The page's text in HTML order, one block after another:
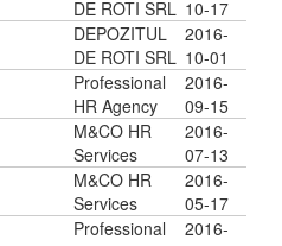
DE ROTI SRL 10-17
DEPOZITUL
DE ROTI SRL
2016-
10-01
Professional
HR Agency
2016-
09-15
M&CO HR
Services
2016-
07-13
M&CO HR
Services
2016-
05-17
Professional
2016-